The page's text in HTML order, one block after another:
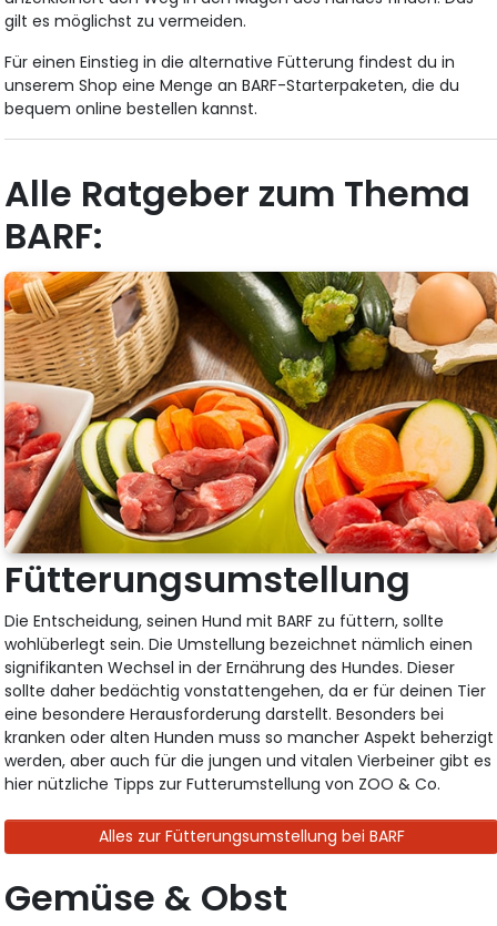
gilt es möglichst zu vermeiden.
Für einen Einstieg in die alternative Fütterung findest du in
unserem Shop eine Menge an BARF-Starterpaketen, die du
bequem online bestellen kannst.
Alle Ratgeber zum Thema
BARF:
Fütterungsumstellung
Die Entscheidung, seinen Hund mit BARF zu füttern, sollte
wohlüberlegt sein. Die Umstellung bezeichnet nämlich einen
signifikanten Wechsel in der Ernährung des Hundes. Dieser
sollte daher bedächtig vonstattengehen, da er für deinen Tier
eine besondere Herausforderung darstellt. Besonders bei
kranken oder alten Hunden muss so mancher Aspekt beherzigt
werden, aber auch für die jungen und vitalen Vierbeiner gibt es
hier nützliche Tipps zur Futterumstellung von ZOO & Co.
Alles zur Fütterungsumstellung bei BARF
Gemüse & Obst